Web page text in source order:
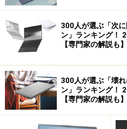
300人が選ぶ「次
ン」ランキング！
【専門家の解説も】
300人が選ぶ「壊
ン」ランキング！
【専門家の解説も】